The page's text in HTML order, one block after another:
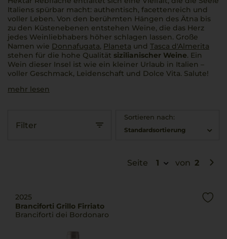
Italiens spürbar macht: authentisch, facettenreich und
voller Leben. Von den berühmten Hängen des Ätna bis
zu den Küstenebenen entstehen Weine, die das Herz
jedes Weinliebhabers höher schlagen lassen. Große
Namen wie Donnafugata, Planeta und Tasca d'Almerita
stehen für die hohe Qualität sizilianischer Weine. Ein
Wein dieser Insel ist wie ein kleiner Urlaub in Italien –
voller Geschmack, Leidenschaft und Dolce Vita. Salute!
mehr lesen
Filter
Sortieren nach:
Standardsortierung
Seite 1 von 2
2025
Branciforti Grillo Firriato
Branciforti dei Bordonaro